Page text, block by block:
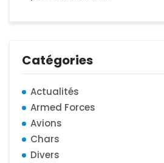
Catégories
Actualités
Armed Forces
Avions
Chars
Divers